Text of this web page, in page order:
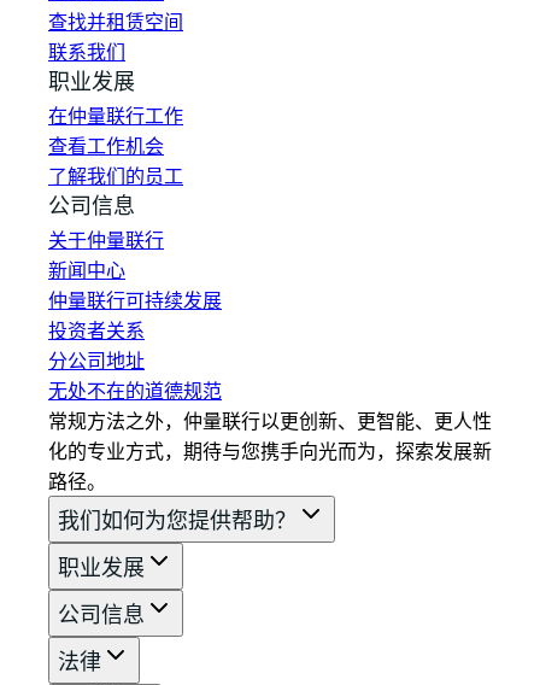
查找并租赁空间
联系我们
职业发展
在仲量联行工作
查看工作机会
了解我们的员工
公司信息
关于仲量联行
新闻中心
仲量联行可持续发展
投资者关系
分公司地址
无处不在的道德规范
常规方法之外，仲量联行以更创新、更智能、更人性
化的专业方式，期待与您携手向光而为，探索发展新
路径。
我们如何为您提供帮助？
职业发展
公司信息
法律